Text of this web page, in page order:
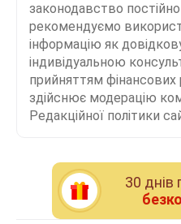
законодавство
рекомендуємо
інформацію як
індивідуальною
прийняттям фінансових
здійснює модерацію
Редакційної політики
30 днiв